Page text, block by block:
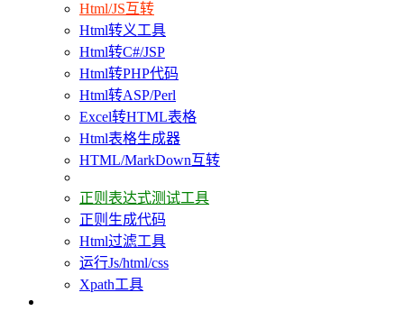
Html/JS互转
Html转义工具
Html转C#/JSP
Html转PHP代码
Html转ASP/Perl
Excel转HTML表格
Html表格生成器
HTML/MarkDown互转
正则表达式测试工具
正则生成代码
Html过滤工具
运行Js/html/css
Xpath工具